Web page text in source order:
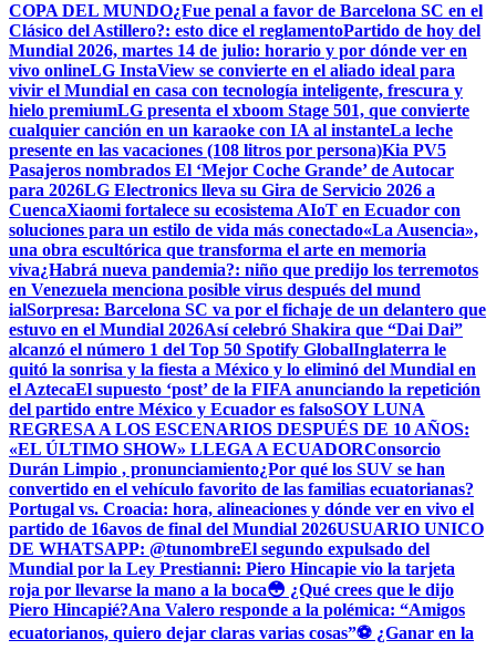
COPA DEL MUNDO¿Fue penal a favor de Barcelona SC en el
Clásico del Astillero?: esto dice el reglamentoPartido de hoy del
Mundial 2026, martes 14 de julio: horario y por dónde ver en
vivo onlineLG InstaView se convierte en el aliado ideal para
vivir el Mundial en casa con tecnología inteligente, frescura y
hielo premiumLG presenta el xboom Stage 501, que convierte
cualquier canción en un karaoke con IA al instanteLa leche
presente en las vacaciones (108 litros por persona)Kia PV5
Pasajeros nombrados El ‘Mejor Coche Grande’ de Autocar
para 2026LG Electronics lleva su Gira de Servicio 2026 a
CuencaXiaomi fortalece su ecosistema AIoT en Ecuador con
soluciones para un estilo de vida más conectado«La Ausencia»,
una obra escultórica que transforma el arte en memoria
viva¿Habrá nueva pandemia?: niño que predijo los terremotos
en Venezuela menciona posible virus después del mund
ialSorpresa: Barcelona SC va por el fichaje de un delantero que
estuvo en el Mundial 2026Así celebró Shakira que “Dai Dai”
alcanzó el número 1 del Top 50 Spotify GlobalInglaterra le
quitó la sonrisa y la fiesta a México y lo eliminó del Mundial en
el AztecaEl supuesto ‘post’ de la FIFA anunciando la repetición
del partido entre México y Ecuador es falsoSOY LUNA
REGRESA A LOS ESCENARIOS DESPUÉS DE 10 AÑOS:
«EL ÚLTIMO SHOW» LLEGA A ECUADORConsorcio
Durán Limpio , pronunciamiento¿Por qué los SUV se han
convertido en el vehículo favorito de las familias ecuatorianas?
Portugal vs. Croacia: hora, alineaciones y dónde ver en vivo el
partido de 16avos de final del Mundial 2026USUARIO UNICO
DE WHATSAPP: @tunombreEl segundo expulsado del
Mundial por la Ley Prestianni: Piero Hincapie vio la tarjeta
roja por llevarse la mano a la boca😳 ¿Qué crees que le dijo
Piero Hincapié?Ana Valero responde a la polémica: “Amigos
ecuatorianos, quiero dejar claras varias cosas”⚽ ¿Ganar en la